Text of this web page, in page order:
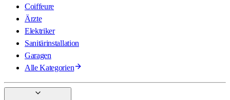
Coiffeure
Ärzte
Elektriker
Sanitärinstallation
Garagen
Alle Kategorien